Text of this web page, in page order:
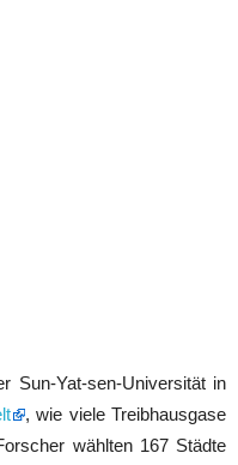
Sun-Yat-sen-Universität in
, wie viele Treibhausgase
wählten 167 Städte